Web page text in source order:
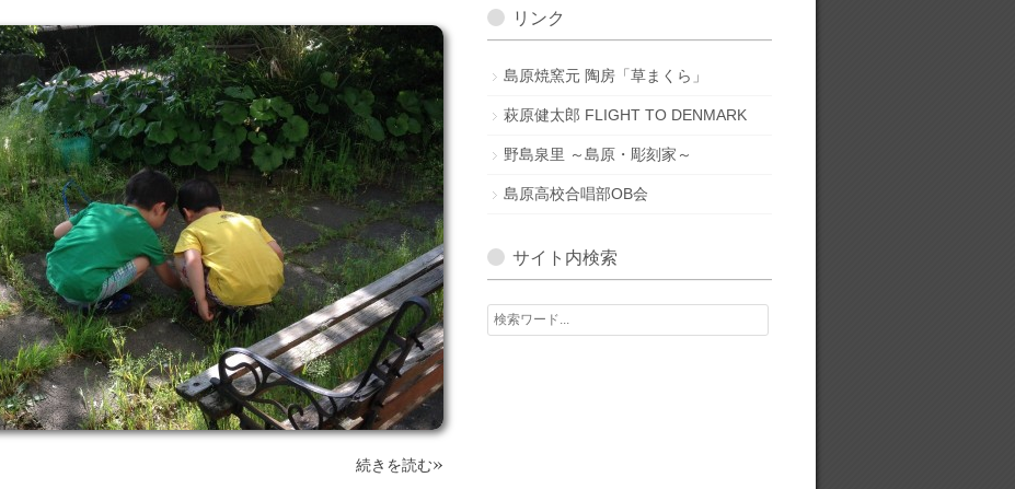
続きを読む»
ア
ー
イ
ブ
リンク
島原焼窯元 陶房「草まくら」
萩原健太郎 FLIGHT TO DENMARK
野島泉里 ～島原・彫刻家～
島原高校合唱部OB会
サイト内検索